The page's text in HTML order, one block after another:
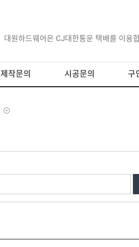
대원하드웨어은 CJ대한통운 택배를 이용
제작문의 시공문의 구